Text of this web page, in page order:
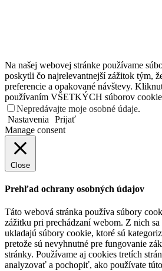
Na našej webovej stránke používame
poskytli čo najrelevantnejší zážitok tým,
preferencie a opakované návštevy.
používaním VŠETKÝCH súborov
Nepredávajte moje osobné údaje.
Nastavenia
Prijať
Manage consent
Close
Prehľad ochrany osobných údajov
Táto webová stránka používa súbory
zážitku pri prechádzaní webom. Z nich
ukladajú súbory cookie, ktoré sú
pretože sú nevyhnutné pre fungovanie
stránky. Používame aj cookies tretích
analyzovať a pochopiť, ako používate